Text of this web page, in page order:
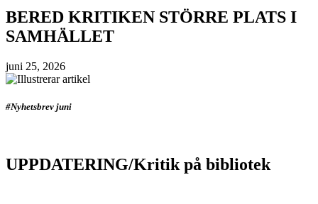
BERED KRITIKEN STÖRRE PLATS I
SAMHÄLLET
juni 25, 2026
#Nyhetsbrev juni
UPPDATERING/Kritik på bibliotek